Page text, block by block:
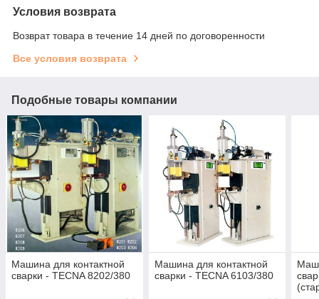
Условия возврата
Возврат товара в течение 14 дней по договоренности
Все условия возврата
Подобные товары компании
Машина для контактной
сварки - TECNA 8202/380
Машина для контактной
сварки - TECNA 6103/380